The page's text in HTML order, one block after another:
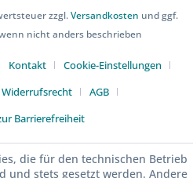
zzgl.Versandkosten und ggf.
nicht anders beschrieben
Kontakt
Cookie-Einstellungen
Widerrufsrecht
AGB
Barrierefreiheit
die für den technischen Betrieb
und stets gesetzt werden. Andere